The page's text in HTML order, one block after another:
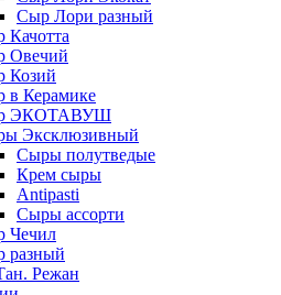
Сыр Лори разный
Качотта
Овечий
Козий
в Керамике
ЭКОТАВУШ
Эксклюзивный
Сыры полутведые
Крем сыры
Antipasti
Сыры ассорти
Чечил
разный
Режан